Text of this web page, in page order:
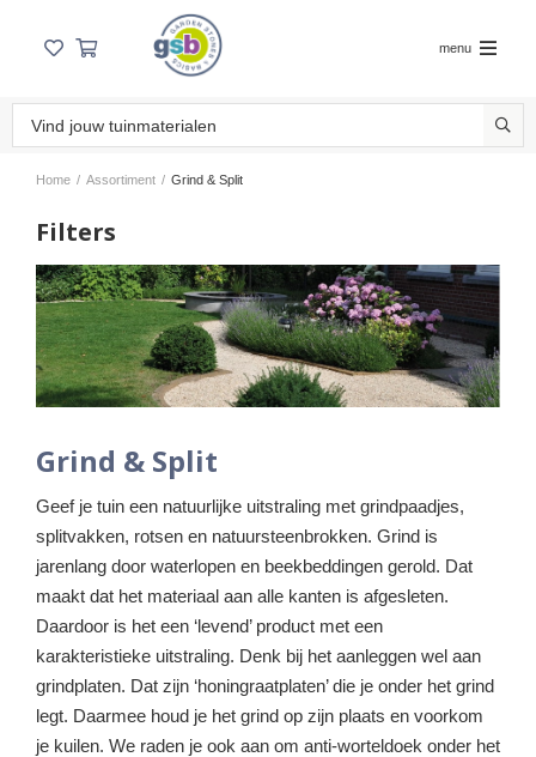
menu
Home / Assortiment / Grind & Split
Filters
Grind & Split
Geef je tuin een natuurlijke uitstraling met grindpaadjes,
splitvakken, rotsen en natuursteenbrokken. Grind is
jarenlang door waterlopen en beekbeddingen gerold. Dat
maakt dat het materiaal aan alle kanten is afgesleten.
Daardoor is het een ‘levend’ product met een
karakteristieke uitstraling. Denk bij het aanleggen wel aan
grindplaten. Dat zijn ‘honingraatplaten’ die je onder het grind
legt. Daarmee houd je het grind op zijn plaats en voorkom
je kuilen. We raden je ook aan om anti-worteldoek onder het